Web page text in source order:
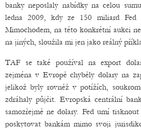
banky neposlaly nabídky na celou
ledna 2009, kdy ze 150 miliard Fed
Mimochodem, na této konkrétní aukci
na jiných, sloužila mi jen jako reálný
TAF se také používal na export
zejména v Evropě chyběly dolary na
jelikož byly rovněž v potížích,
zdráhaly půjčit. Evropská centrální
samozřejmě ne dolary. Fed umí
poskytovat bankám mimo svoji